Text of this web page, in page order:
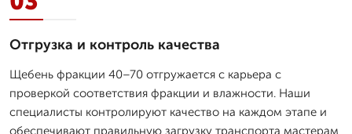
Отгрузка и контроль качества
Щебень фракции 40–70 отгружается с карьера с
проверкой соответствия фракции и влажности. Наши
специалисты контролируют качество на каждом этапе и
обеспечивают правильную загрузку транспорта мастерам